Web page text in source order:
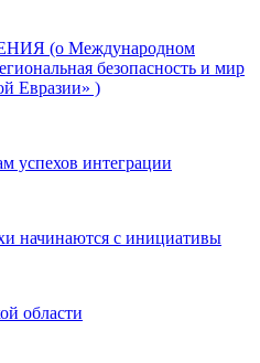
(о Международном
безопасность и мир
Евразии» )
интеграции
начинаются с инициативы
области